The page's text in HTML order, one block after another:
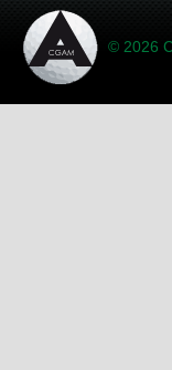
© 2026